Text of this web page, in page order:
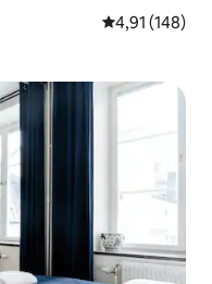
4,91 af 5 í
4,91 (148)